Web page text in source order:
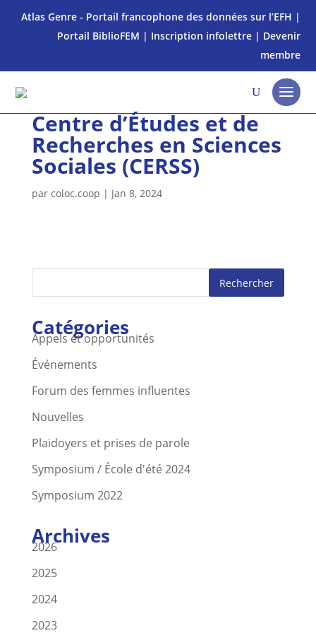
Atlas Genre - Portail francophone des données sur l’EFH |
Portail BiblioFEM | Inscription infolettre| Devenir
membre
Centre d’Études et de
Recherches en Sciences
Sociales (CERSS)
par coloc.coop | Jan 8, 2024
Rechercher
Catégories
Appels et opportunités
Événements
Forum des femmes influentes
Nouvelles
Plaidoyers et prises de parole
Symposium / École d'été 2024
Symposium 2022
Archives
2026
2025
2024
2023